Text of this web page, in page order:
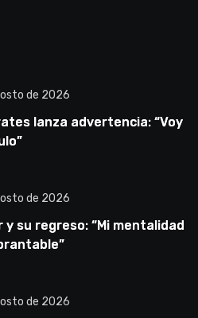
de 2026
lanza advertencia: “Voy
de 2026
y su regreso: “Mi mentalidad
de 2026